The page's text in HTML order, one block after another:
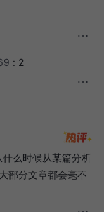
: 2
么时候从某篇分析
部分文章都会毫不